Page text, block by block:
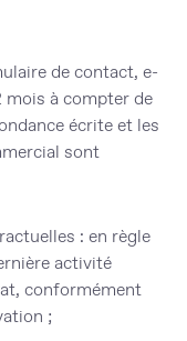
de contact, e-
mois à compter de
écrite et les
sont
: en règle
activité
conformément
;